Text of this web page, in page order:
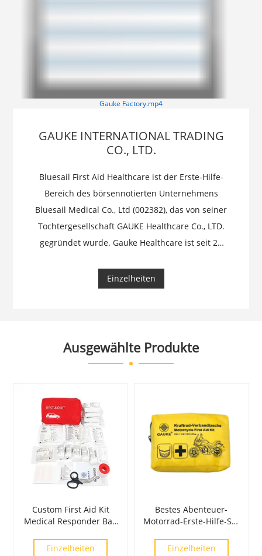
Gauke Factory.mp4
GAUKE INTERNATIONAL TRADING
CO., LTD.
Bluesail First Aid Healthcare ist der Erste-Hilfe-
Bereich des börsennotierten Unternehmens
Bluesail Medical Co., Ltd (002382), das von seiner
Tochtergesellschaft GAUKE Healthcare Co., LTD.
gegründet wurde. Gauke Healthcare ist seit 22
produziert über 20 Millionen Sets für
verschiedene Anwendungsbereiche – Fahrzeug,
Einzelheiten
Ausgewählte Produkte
Custom First Aid Kit
Medical Responder Bag
Einzelheiten
Bestes Abenteuer-
Motorrad-Erste-Hilfe-Set
Einzelheiten